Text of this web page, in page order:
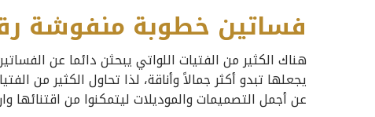
فساتين خطوبة منفوشة
هناك الكثير من الفتيات اللواتي يبحثن دائما عن
يجعلها تبدو أكثر جمالاً وأناقة، لذا تحاول الكثير من
عن أجمل التصميمات والموديلات ليتمكنوا من اقتنائها